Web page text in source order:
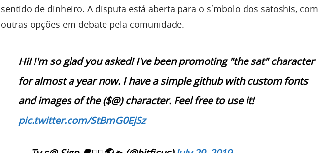
sentido de dinheiro. A disputa está aberta para o símbolo dos satoshis, com
outras opções em debate pela comunidade.
Hi! I'm so glad you asked! I've been promoting "the sat" character
for almost a year now. I have a simple github with custom fonts
and images of the ($@) character. Feel free to use it!
pic.twitter.com/StBmG0EjSz